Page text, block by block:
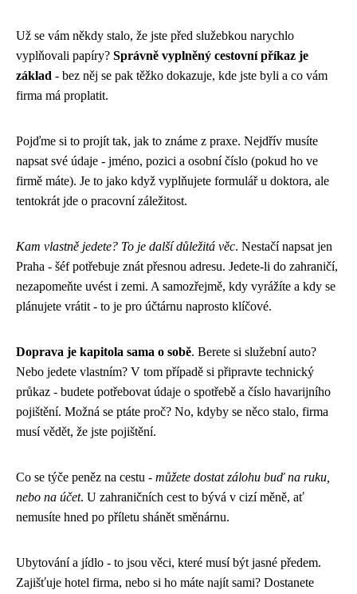
Už se vám někdy stalo, že jste před služebkou narychlo
vyplňovali papíry? Správně vyplněný cestovní příkaz je
základ - bez něj se pak těžko dokazuje, kde jste byli a co vám
firma má proplatit.
Pojďme si to projít tak, jak to známe z praxe. Nejdřív musíte
napsat své údaje - jméno, pozici a osobní číslo (pokud ho ve
firmě máte). Je to jako když vyplňujete formulář u doktora, ale
tentokrát jde o pracovní záležitost.
Kam vlastně jedete? To je další důležitá věc. Nestačí napsat jen
Praha - šéf potřebuje znát přesnou adresu. Jedete-li do zahraničí,
nezapomeňte uvést i zemi. A samozřejmě, kdy vyrážíte a kdy se
plánujete vrátit - to je pro účtárnu naprosto klíčové.
Doprava je kapitola sama o sobě. Berete si služební auto?
Nebo jedete vlastním? V tom případě si připravte technický
průkaz - budete potřebovat údaje o spotřebě a číslo havarijního
pojištění. Možná se ptáte proč? No, kdyby se něco stalo, firma
musí vědět, že jste pojištění.
Co se týče peněz na cestu - můžete dostat zálohu buď na ruku,
nebo na účet. U zahraničních cest to bývá v cizí měně, ať
nemusíte hned po příletu shánět směnárnu.
Ubytování a jídlo - to jsou věci, které musí být jasné předem.
Zajišťuje hotel firma, nebo si ho máte najít sami? Dostanete